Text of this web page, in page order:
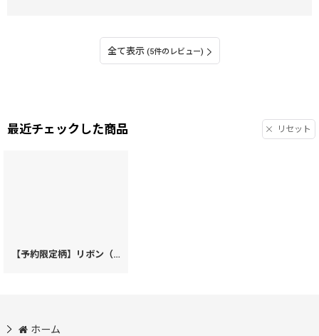
見てしまう美しさです！
買い物するたびにワクワクしてしまいそうで、使うのが楽し
全て表示 (5件のレビュー)
最近チェックした商品 リセット
【予約限定柄】リボン（クリスマス柄） ぐるっとファスナーの長財布［t］
ホーム